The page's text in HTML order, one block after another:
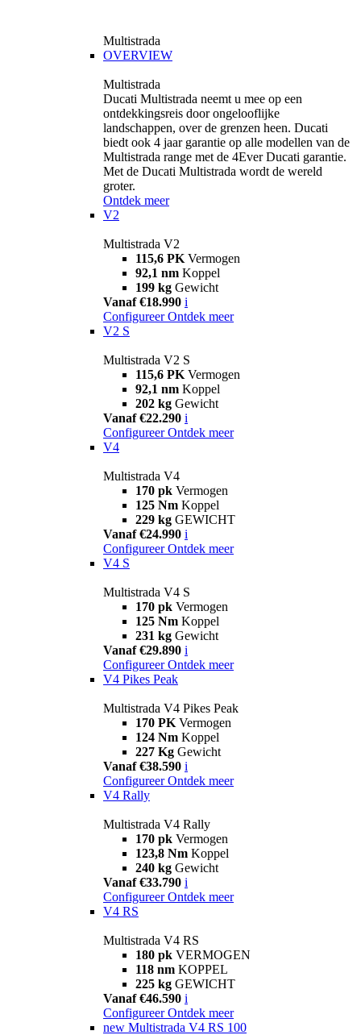
Multistrada
OVERVIEW
Multistrada
Ducati Multistrada neemt u mee op een
ontdekkingsreis door ongelooflijke
landschappen, over de grenzen heen. Ducati
biedt ook 4 jaar garantie op alle modellen van de
Multistrada range met de 4Ever Ducati garantie.
Met de Ducati Multistrada wordt de wereld
groter.
Ontdek meer
V2
Multistrada V2
115,6 PK Vermogen
92,1 nm Koppel
199 kg Gewicht
Vanaf €18.990 i
Configureer Ontdek meer
V2 S
Multistrada V2 S
115,6 PK Vermogen
92,1 nm Koppel
202 kg Gewicht
Vanaf €22.290 i
Configureer Ontdek meer
V4
Multistrada V4
170 pk Vermogen
125 Nm Koppel
229 kg GEWICHT
Vanaf €24.990 i
Configureer Ontdek meer
V4 S
Multistrada V4 S
170 pk Vermogen
125 Nm Koppel
231 kg Gewicht
Vanaf €29.890 i
Configureer Ontdek meer
V4 Pikes Peak
Multistrada V4 Pikes Peak
170 PK Vermogen
124 Nm Koppel
227 Kg Gewicht
Vanaf €38.590 i
Configureer Ontdek meer
V4 Rally
Multistrada V4 Rally
170 pk Vermogen
123,8 Nm Koppel
240 kg Gewicht
Vanaf €33.790 i
Configureer Ontdek meer
V4 RS
Multistrada V4 RS
180 pk VERMOGEN
118 nm KOPPEL
225 kg GEWICHT
Vanaf €46.590 i
Configureer Ontdek meer
new Multistrada V4 RS 100